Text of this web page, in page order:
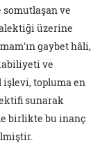
somutlaşan ve
üzerine
gaybet hâli,
ve
işlevi, topluma en
sunarak
birlikte bu inanç